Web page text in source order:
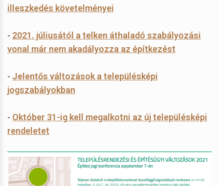
illeszkedés követelményei
- 2021. júliusától a telken áthaladó szabályozási
vonal már nem akadályozza az építkezést
- Jelentős változások a településképi
jogszabályokban
- Október 31-ig kell megalkotni az új településképi
rendeletet